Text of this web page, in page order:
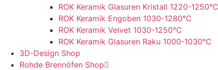
ROK Keramik Glasuren Kristall 1220-1250°C
ROK Keramik Engoben 1030-1280°C
ROK Keramik Velvet 1030-1250°C
ROK Keramik Glasuren Raku 1000-1030°C
3D-Design Shop
Rohde Brennöfen Shop